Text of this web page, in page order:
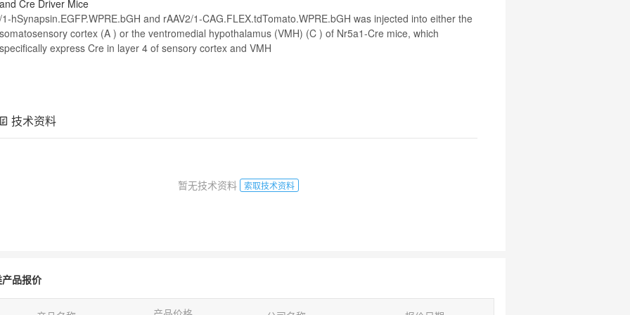
and Cre Driver Mice
/1‐hSynapsin.EGFP.WPRE.bGH and rAAV2/1‐CAG.FLEX.tdTomato.WPRE.bGH was injected into either the
somatosensory cortex (A ) or the ventromedial hypothalamus (VMH) (C ) of Nr5a1‐Cre mice, which
specifically express Cre in layer 4 of sensory cortex and VMH
技术资料
暂无技术资料 索取技术资料
品报价